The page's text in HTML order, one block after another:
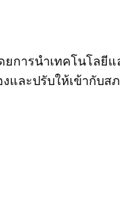
การนำเทคโนโลยี
งและปรับให้เข้ากับ